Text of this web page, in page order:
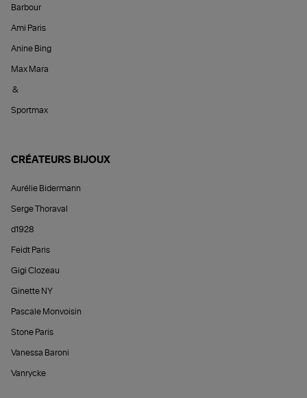
Barbour
Ami Paris
Anine Bing
Max Mara
&
Sportmax
CRÉATEURS BIJOUX
Aurélie Bidermann
Serge Thoraval
d1928
Feidt Paris
Gigi Clozeau
Ginette NY
Pascale Monvoisin
Stone Paris
Vanessa Baroni
Vanrycke